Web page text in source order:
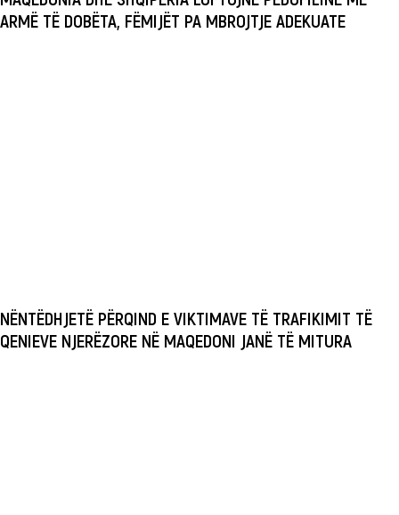
ARMË TË DOBËTA, FËMIJËT PA MBROJTJE ADEKUATE
NËNTËDHJETË PËRQIND E VIKTIMAVE TË TRAFIKIMIT TË
QENIEVE NJERËZORE NË MAQEDONI JANË TË MITURA